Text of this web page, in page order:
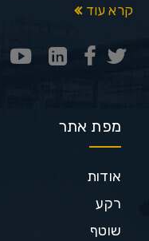
קרא עוד
מפת אתר
אודות
רקע
שוטף